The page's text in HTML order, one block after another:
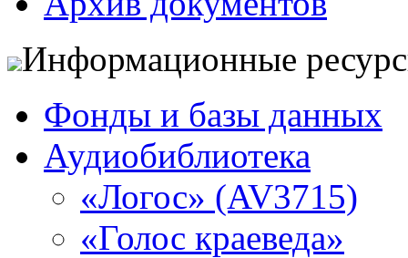
Информационные
Фонды и базы данных
Аудиобиблиотека
«Логос» (AV3715)
«Голос краеведа»